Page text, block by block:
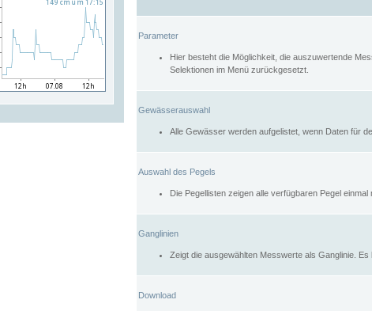
Parameter
Hier besteht die Möglichkeit, die auszuwertende
Selektionen im Menü zurückgesetzt.
Gewässerauswahl
Alle Gewässer werden aufgelistet, wenn Daten für
Auswahl des Pegels
Die Pegellisten zeigen alle verfügbaren Pegel
Ganglinien
Zeigt die ausgewählten Messwerte als Ganglinie.
Download